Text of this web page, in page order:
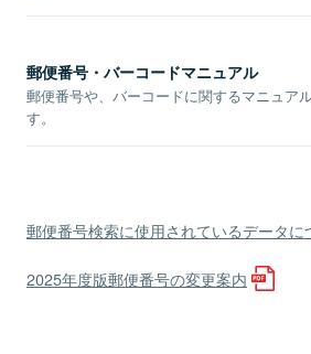
郵便番号・バーコードマニュアル
郵便番号や、バーコードに関するマニュア
す。
郵便番号検索に使用されているデータに
2025年度版郵便番号の変更案内